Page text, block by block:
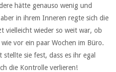
hätte genauso wenig und
in ihrem Inneren regte sich die
vielleicht wieder so weit war, ob
vor ein paar Wochen im Büro.
sie fest, dass es ihr egal
die Kontrolle verlieren!